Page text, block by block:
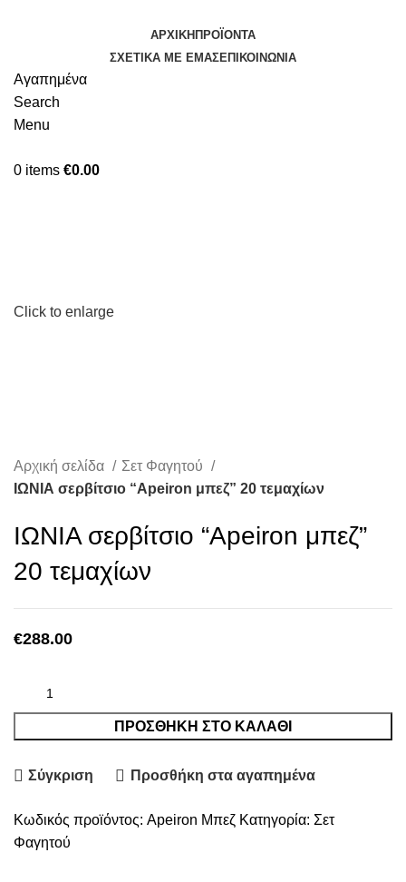
ΑΡΧΙΚΉ ΠΡΟΪΌΝΤΑ
ΣΧΕΤΙΚΆ ΜΕ ΕΜΆΣΕΠΙΚΟΙΝΩΝΊΑ
Αγαπημένα
Search
Menu
0 items €0.00
Click to enlarge
Αρχική σελίδα
Σετ Φαγητού
ΙΩΝΙΑ σερβίτσιο “Apeiron μπεζ” 20 τεμαχίων
ΙΩΝΙΑ σερβίτσιο “Apeiron μπεζ”
20 τεμαχίων
€288.00
ΠΡΟΣΘΉΚΗ ΣΤΟ ΚΑΛΆΘΙ
Σύγκριση Προσθήκη στα αγαπημένα
Κωδικός προϊόντος: Apeiron Μπεζ Κατηγορία: Σετ
Φαγητού